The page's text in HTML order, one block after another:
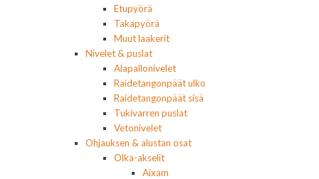
Etupyörä
Takapyörä
Muut laakerit
Nivelet & puslat
Alapallonivelet
Raidetangonpäät ulko
Raidetangonpäät sisä
Tukivarren puslat
Vetonivelet
Ohjauksen & alustan osat
Olka-akselit
Aixam